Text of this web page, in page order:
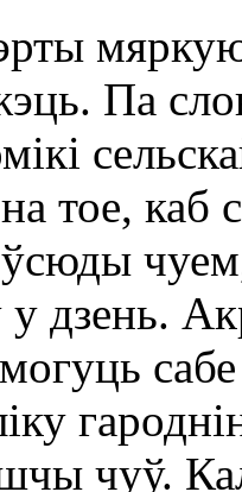
Па
тое, каб
чуем,
у дзень.
чуў.